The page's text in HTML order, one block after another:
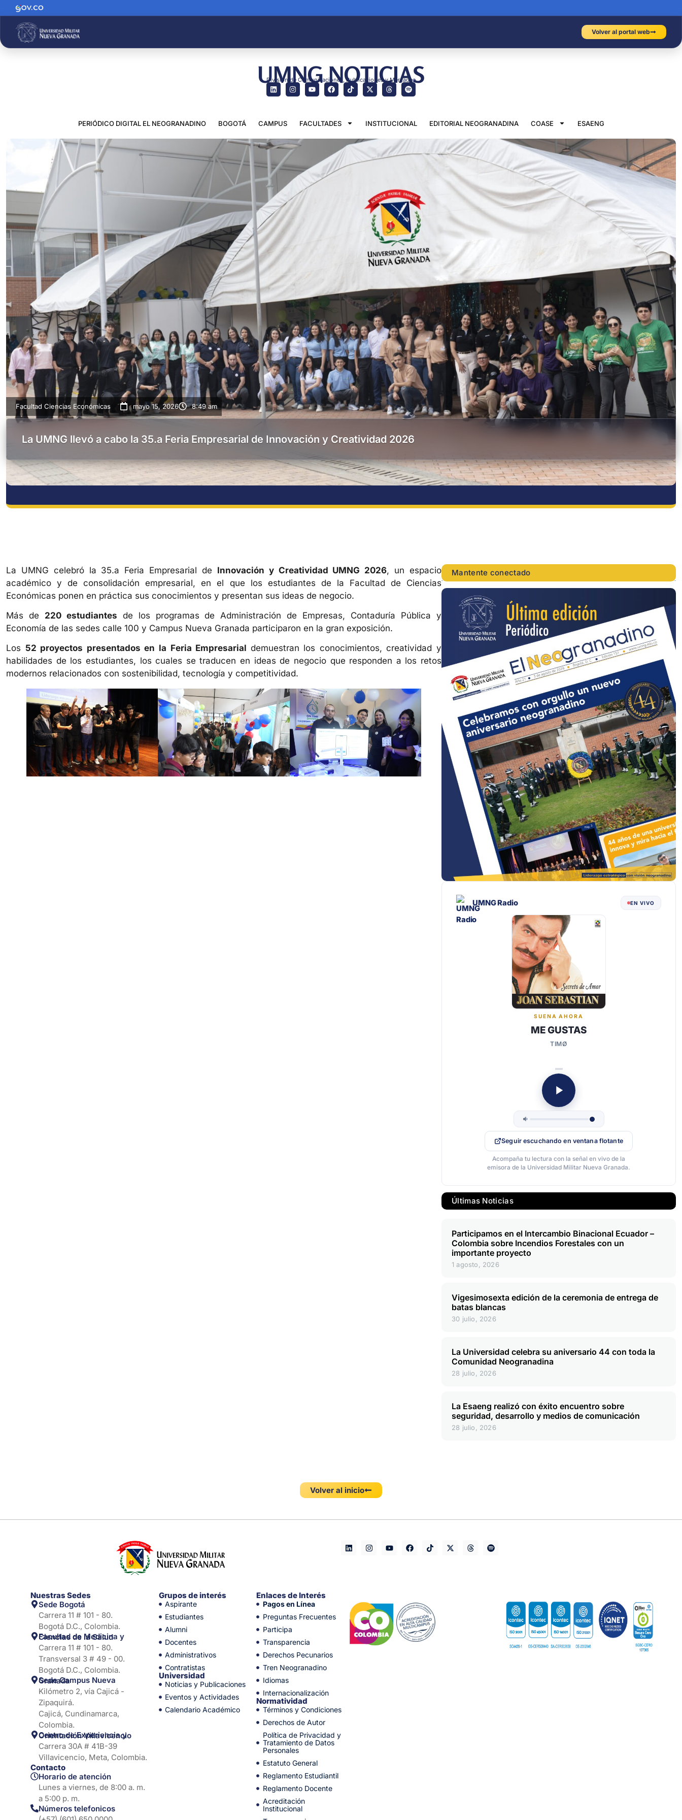
Volver al portal web
UMNG NOTICIAS
División de Comunicaciones, Publicaciones y Mercadeo
PERIÓDICO DIGITAL EL NEOGRANADINO BOGOTÁ CAMPUS FACULTADES INSTITUCIONAL EDITORIAL NEOGRANADINA COASE ESAENG
Facultad Ciencias Económicas mayo 15, 2026 8:49 am
La UMNG llevó a cabo la 35.a Feria Empresarial de Innovación y Creatividad 2026
La UMNG celebró la 35.a Feria Empresarial de Innovación y Creatividad UMNG 2026, un espacio
académico y de consolidación empresarial, en el que los estudiantes de la Facultad de Ciencias
Económicas ponen en práctica sus conocimientos y presentan sus ideas de negocio.
Más de 220 estudiantes de los programas de Administración de Empresas, Contaduría Pública y
Economía de las sedes calle 100 y Campus Nueva Granada participaron en la gran exposición.
Los 52 proyectos presentados en la Feria Empresarial demuestran los conocimientos, creatividad y
habilidades de los estudiantes, los cuales se traducen en ideas de negocio que responden a los retos
modernos relacionados con sostenibilidad, tecnología y competitividad.
Mantente conectado
UMNG Radio EN VIVO
SUENA AHORA
ME GUSTAS
TIMØ
Seguir escuchando en ventana flotante
Acompaña tu lectura con la señal en vivo de la
emisora de la Universidad Militar Nueva Granada.
Últimas Noticias
Participamos en el Intercambio Binacional Ecuador –
Colombia sobre Incendios Forestales con un
importante proyecto
1 agosto, 2026
Vigesimosexta edición de la ceremonia de entrega de
batas blancas
30 julio, 2026
La Universidad celebra su aniversario 44 con toda la
Comunidad Neogranadina
28 julio, 2026
La Esaeng realizó con éxito encuentro sobre
seguridad, desarrollo y medios de comunicación
28 julio, 2026
Volver al inicio
Nuestras Sedes
Sede Bogotá
Carrera 11 # 101 - 80.
Bogotá D.C., Colombia.
Facultad de Medicina y Ciencias de la Salud
Carrera 11 # 101 - 80.
Transversal 3 # 49 - 00.
Bogotá D.C., Colombia.
Sede Campus Nueva Granada
Kilómetro 2, vía Cajicá -
Zipaquirá.
Cajicá, Cundinamarca,
Colombia.
Centro de Experiencia y Orientación Villavicencio
Carrera 30A # 41B-39
Villavicencio, Meta, Colombia.
Contacto
Horario de atención
Lunes a viernes, de 8:00 a. m.
a 5:00 p. m.
Números telefonicos
Grupos de interés
Aspirante
Estudiantes
Alumni
Docentes
Administrativos
Contratistas
Universidad
Noticias y Publicaciones
Eventos y Actividades
Calendario Académico
Enlaces de Interés
Pagos en Línea
Preguntas Frecuentes
Participa
Transparencia
Derechos Pecunarios
Tren Neogranadino
Idiomas
Internacionalización
Normatividad
Términos y Condiciones
Derechos de Autor
Política de Privacidad y
Tratamiento de Datos
Personales
Estatuto General
Reglamento Estudiantil
Reglamento Docente
Acreditación
Institucional